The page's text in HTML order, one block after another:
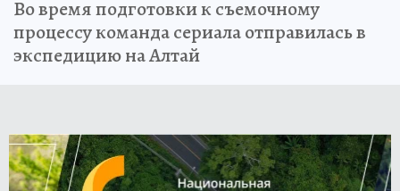
Во время подготовки к съемочному
процессу команда сериала отправилась в
экспедицию на Алтай